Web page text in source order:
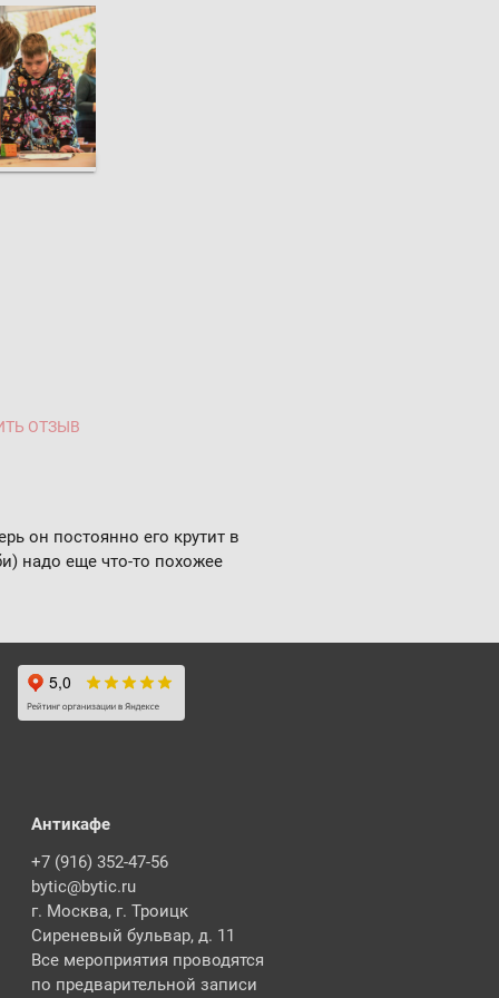
ОТЗЫВ
он постоянно его крутит в
надо ещe что-то похожее
Антикафе
+7 (916) 352-47-56
bytic@bytic.ru
г. Москва, г. Троицк
Сиреневый бульвар, д. 11
Все мероприятия проводятся
по предварительной записи